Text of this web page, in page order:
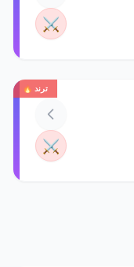
⚔️
ترند 🔥
⚔️